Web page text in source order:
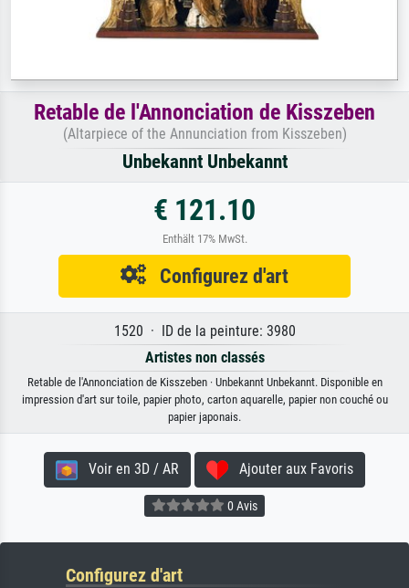
Retable de l'Annonciation de Kisszeben
(Altarpiece of the Annunciation from Kisszeben)
Unbekannt Unbekannt
€ 121.10
Enthält 17% MwSt.
Configurez d'art
1520 · ID de la peinture: 3980
Artistes non classés
Retable de l'Annonciation de Kisszeben · Unbekannt Unbekannt. Disponible en
impression d'art sur toile, papier photo, carton aquarelle, papier non couché ou
papier japonais.
Voir en 3D / AR Ajouter aux Favoris
0 Avis
Configurez d'art